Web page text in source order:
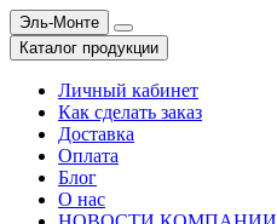
Эль-Монте
Каталог продукции
Личный кабинет
Как сделать заказ
Доставка
Оплата
Блог
О нас